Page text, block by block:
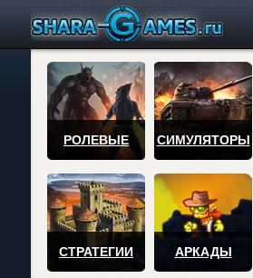
РОЛЕВЫЕ СИМУЛЯТОРЫ
СТРАТЕГИИ АРКАДЫ